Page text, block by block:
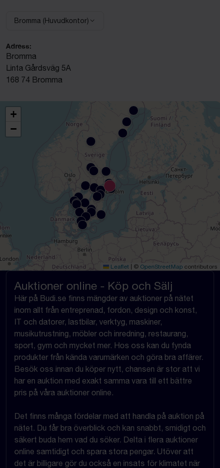
Välj anläggning:
Bromma (Huvudkontor)
Adress:
Bromma
Linta Gårdsväg 5A
168 74 Bromma
+
−
Leaflet | © OpenStreetMap contributors
Auktioner online - Köp och Sälj
Här på Budi.se finns mängder av auktioner på nätet
inom allt från entreprenad, fordon, design och konst,
IT och datorer, lastbilar, verktyg, maskiner,
musikutrustning, möbler och inredning, restaurang,
sport, gym och mycket mer. Hos oss kan du fynda
produkter från kända varumärken och göra bra affärer.
Besök oss innan du köper nytt, chansen är stor att vi
har en auktion med exakt samma vara till ett bättre
pris på våra auktioner online.
Det finns många fördelar med att handla på auktion på
nätet. Du får bra överblick och kan snabbt, smidigt och
säkert buda hem vad du söker. Delta i flera auktioner
online samtidigt och spara stora pengar. Utöver att
det är billigare gör du också en insats för klimatet när